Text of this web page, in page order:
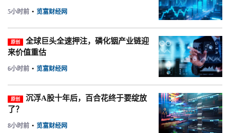
5小时前 • 览富财经网
原创
全球巨头全速押注，磷化铟产业链迎
来价值重估
6小时前 • 览富财经网
原创
沉浮A股十年后，百合花终于要绽放
了？
8小时前 • 览富财经网